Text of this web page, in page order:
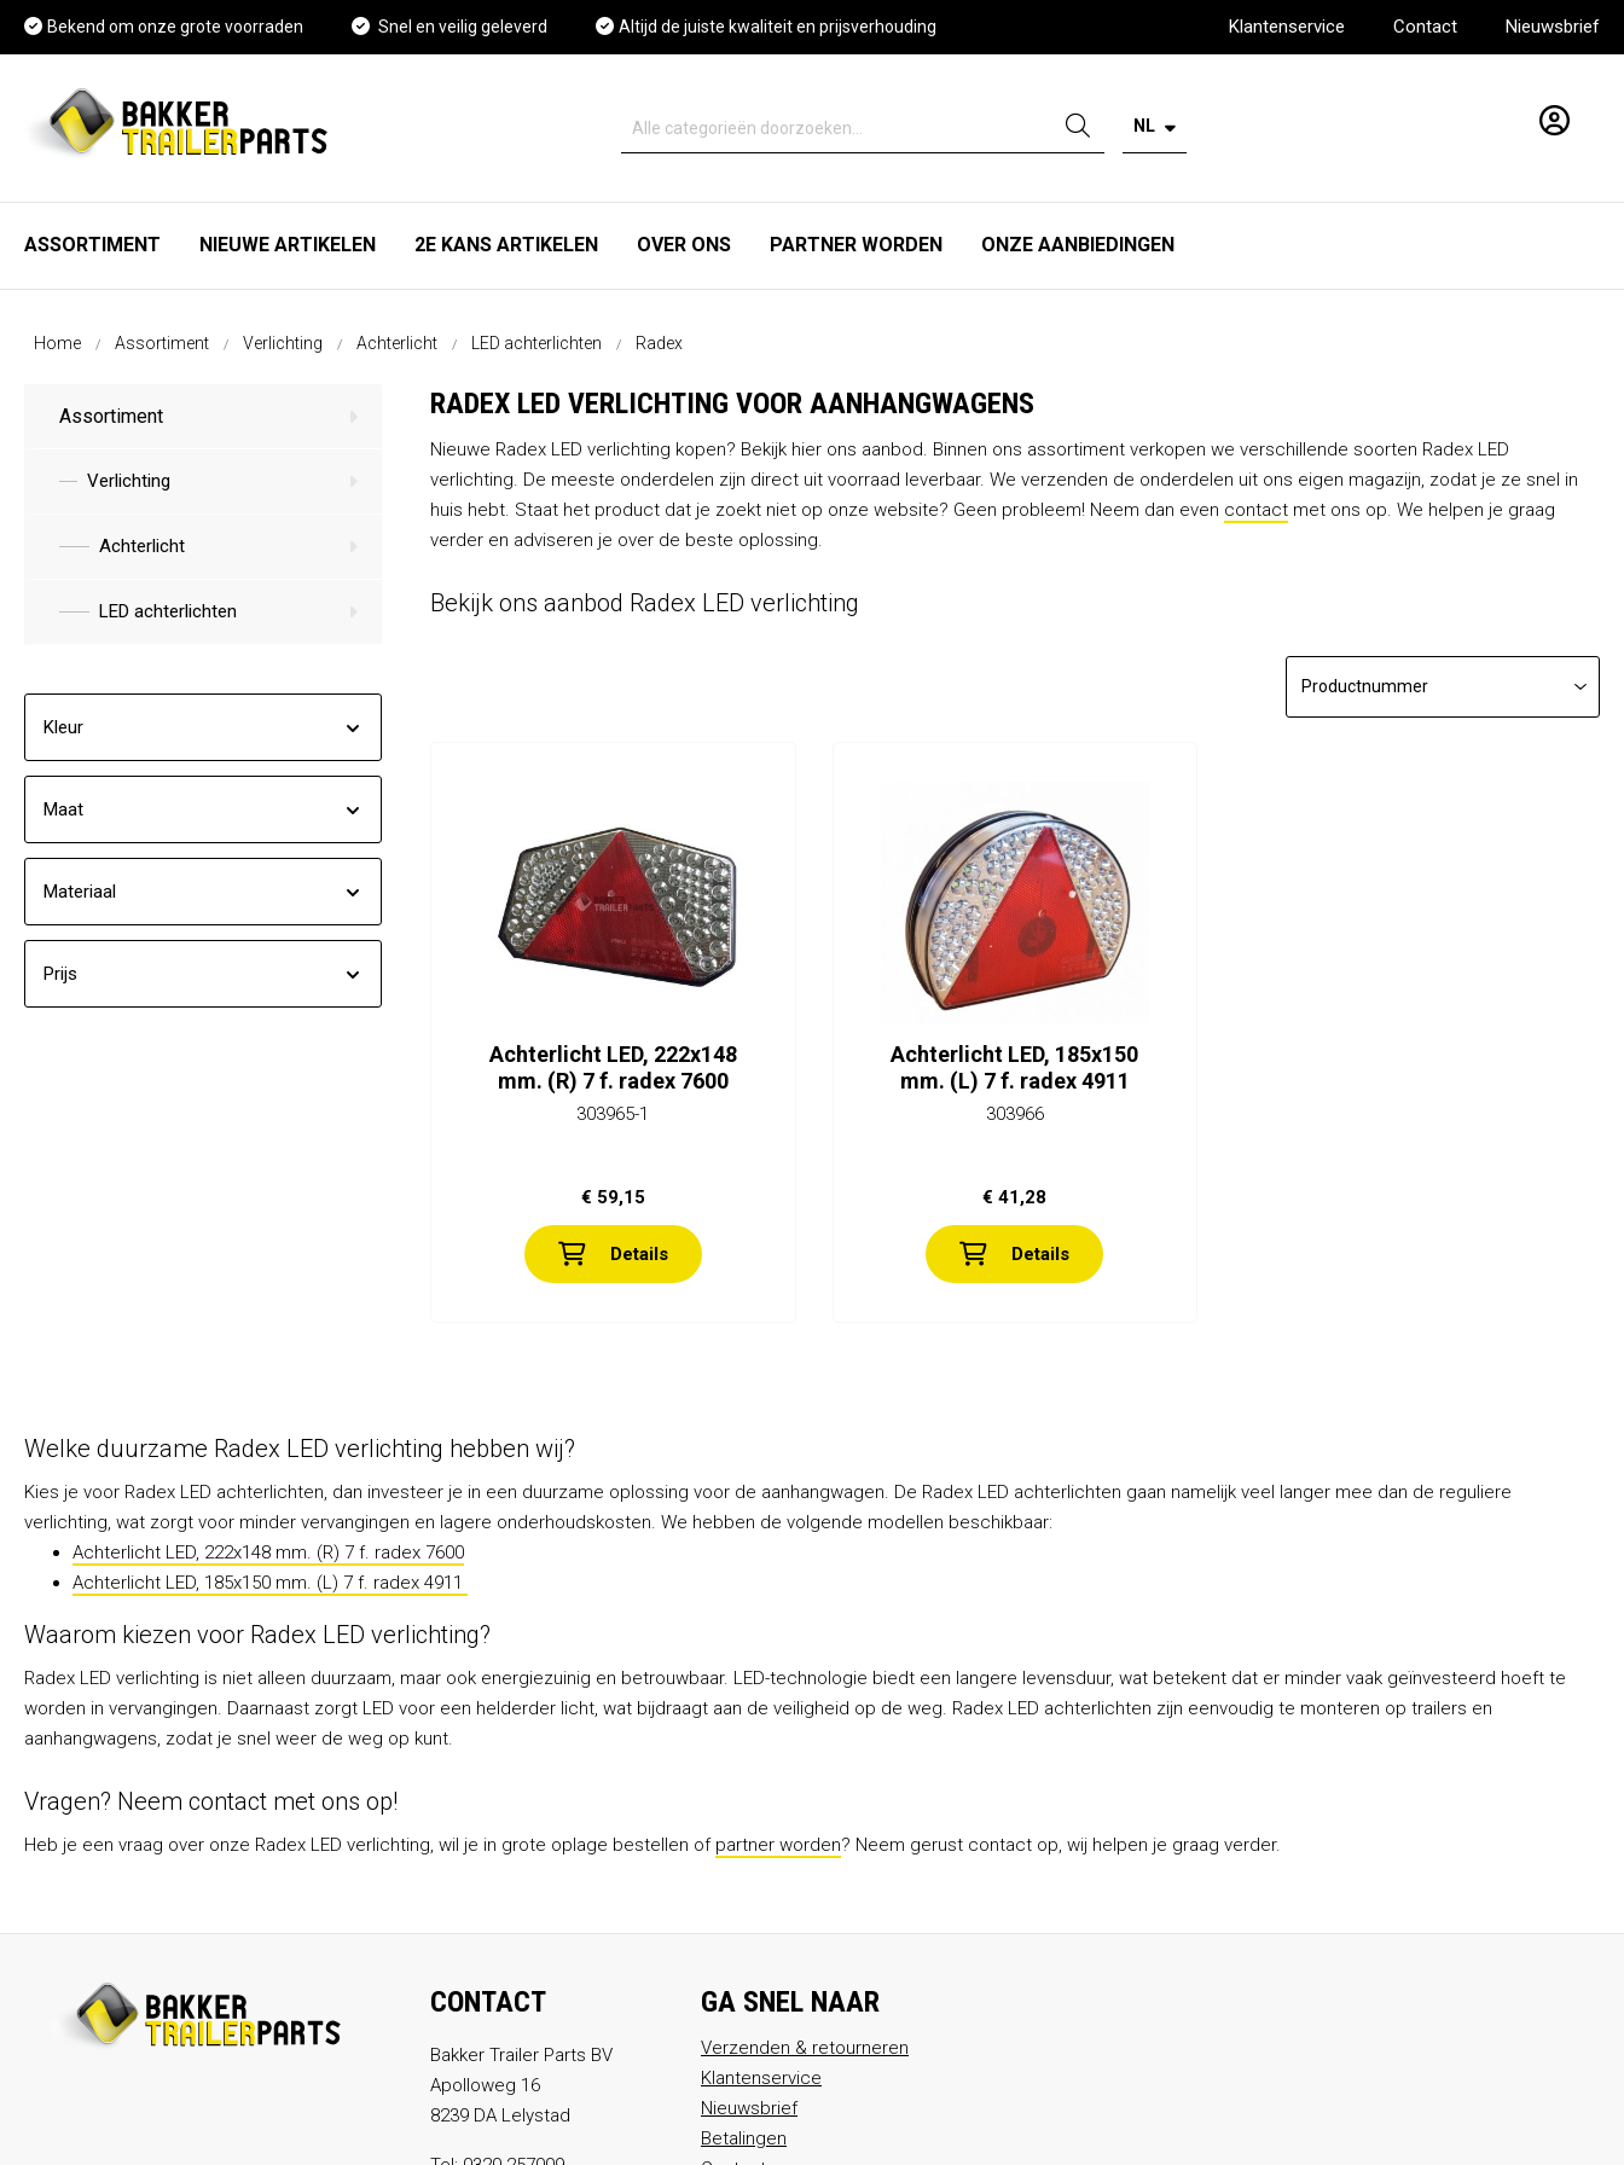
Bekend om onze grote voorraden Snel en veilig geleverd Altijd de juiste kwaliteit en prijsverhouding Klantenservice Contact Nieuwsbrief
NL
ASSORTIMENT NIEUWE ARTIKELEN 2E KANS ARTIKELEN OVER ONS PARTNER WORDEN ONZE AANBIEDINGEN
As, wiel en rem onderdelen
Anti-diefstal
Hang- en sluitwerk
Lading bevestigingen
Oprijplaten
Caravan en camper
Paardentrailer
FAQ
Home Assortiment Verlichting Achterlicht LED achterlichten Radex
Assortiment
Verlichting
Achterlicht
LED achterlichten
Kleur
Maat
Materiaal
Prijs
RADEX LED VERLICHTING VOOR AANHANGWAGENS
Nieuwe Radex LED verlichting kopen? Bekijk hier ons aanbod. Binnen ons assortiment verkopen we verschillende soorten Radex LED
verlichting. De meeste onderdelen zijn direct uit voorraad leverbaar. We verzenden de onderdelen uit ons eigen magazijn, zodat je ze snel in
huis hebt. Staat het product dat je zoekt niet op onze website? Geen probleem! Neem dan even contact met ons op. We helpen je graag
verder en adviseren je over de beste oplossing.
Bekijk ons aanbod Radex LED verlichting
Achterlicht LED, 222x148
mm. (R) 7 f. radex 7600
303965-1
€ 59,15
Details
Achterlicht LED, 185x150
mm. (L) 7 f. radex 4911
303966
€ 41,28
Details
Welke duurzame Radex LED verlichting hebben wij?
Kies je voor Radex LED achterlichten, dan investeer je in een duurzame oplossing voor de aanhangwagen. De Radex LED achterlichten gaan namelijk veel langer mee dan de reguliere
verlichting, wat zorgt voor minder vervangingen en lagere onderhoudskosten. We hebben de volgende modellen beschikbaar:
Achterlicht LED, 222x148 mm. (R) 7 f. radex 7600
Achterlicht LED, 185x150 mm. (L) 7 f. radex 4911
Waarom kiezen voor Radex LED verlichting?
Radex LED verlichting is niet alleen duurzaam, maar ook energiezuinig en betrouwbaar. LED-technologie biedt een langere levensduur, wat betekent dat er minder vaak geïnvesteerd hoeft te
worden in vervangingen. Daarnaast zorgt LED voor een helderder licht, wat bijdraagt aan de veiligheid op de weg. Radex LED achterlichten zijn eenvoudig te monteren op trailers en
aanhangwagens, zodat je snel weer de weg op kunt.
Vragen? Neem contact met ons op!
Heb je een vraag over onze Radex LED verlichting, wil je in grote oplage bestellen of partner worden? Neem gerust contact op, wij helpen je graag verder.
CONTACT
Bakker Trailer Parts BV
Apolloweg 16
8239 DA Lelystad
GA SNEL NAAR
Verzenden & retourneren
Klantenservice
Nieuwsbrief
Betalingen